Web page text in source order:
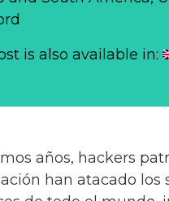
is also available in:
años, hackers
han atacado los